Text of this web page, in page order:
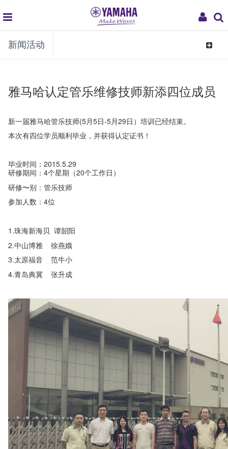
My
global
navigation
新闻活动
Toggle
雅马哈认定管乐维修技师新添四位成员
新一届雅马哈管乐技师(5月5日-5月29日）培训已经结束。
本次有四位学员顺利毕业，并获得认定证书！
毕业时间：2015.5.29
研修期间：4个星期（20个工作日）
研修〜别：管乐技师
参加人数：4位
1.珠海新海贝 谭韶阳
2.中山博雅 徐燕娥
3.太原福音 范牛小
4.青岛典冀 张升成